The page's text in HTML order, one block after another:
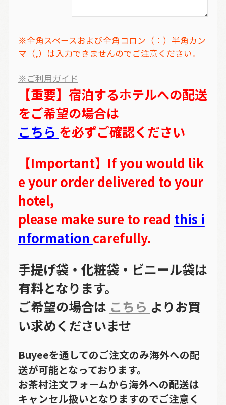
※全角スペースおよび全角コロン（：）半角カン
マ（,）は入力できませんのでご注意ください。
※ご利用ガイド
【重要】宿泊するホテルへの配送
をご希望の場合は
こちら を必ずご確認ください
【Important】If you would lik
e your order delivered to your
hotel,
please make sure to read this i
nformation carefully.
手提げ袋・化粧袋・ビニール袋は
有料となります。
ご希望の場合は こちら よりお買
い求めくださいませ
Buyeeを通してのご注文のみ海外への配
送が可能となっております。
お茶村注文フォームから海外への配送は
キャンセル扱いとなりますのでご注意く